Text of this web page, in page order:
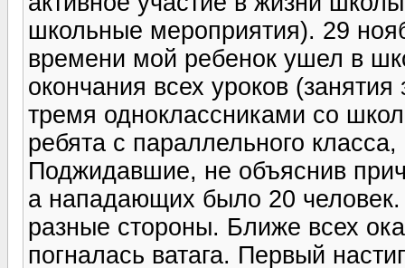
школьные мероприятия). 29
времени мой ребенок ушел в
окончания всех уроков
тремя одноклассниками со
ребята с параллельного
Поджидавшие, не объяснив
а нападающих было 20
разные стороны. Ближе всех
погналась ватага. Первый